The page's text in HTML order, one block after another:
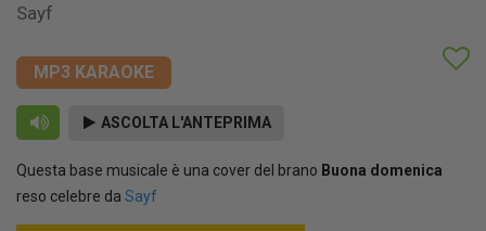
Sayf
MP3 KARAOKE
ASCOLTA L'ANTEPRIMA
Questa base musicale è una cover del brano Buona domenica
reso celebre da Sayf